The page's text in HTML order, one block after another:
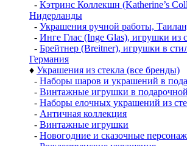
- Кэтринс Коллекшн (Katherine’s
Нидерланды
- Украшения ручной работы,
- Инге Глас (Inge Glas), игрушки из
- Брейтнер (Breitner), игрушки в
Германия
♦ Украшения из стекла (все бренды)
- Наборы шаров и украшений в
- Винтажные игрушки в
- Наборы елочных украшений из
- Античная коллекция
- Винтажные игрушки
- Новогодние и сказочные